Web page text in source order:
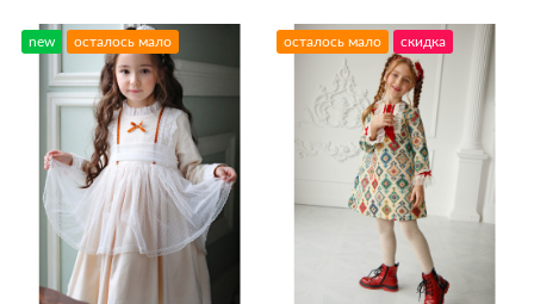
new осталось мало осталось мало скидка